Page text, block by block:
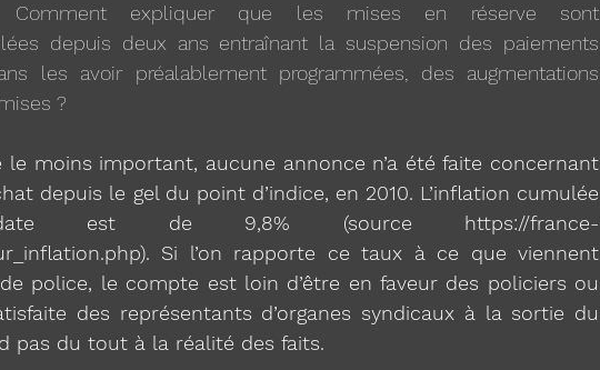
Comment expliquer que les mises en réserve sont
depuis deux ans entraînant la suspension des paiements
les avoir préalablement programmées, des augmentations
?
le moins important, aucune annonce n’a été faite concernant
depuis le gel du point d’indice, en 2010. L’inflation cumulée
est de 9,8% (source https://france-
Si l’on rapporte ce taux à ce que viennent
police, le compte est loin d’être en faveur des policiers ou
des représentants d’organes syndicaux à la sortie du
pas du tout à la réalité des faits.